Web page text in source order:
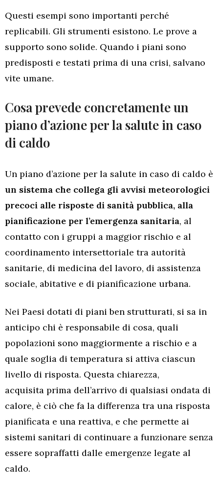
Questi esempi sono importanti perché
replicabili. Gli strumenti esistono. Le prove a
supporto sono solide. Quando i piani sono
predisposti e testati prima di una crisi, salvano
vite umane.
Cosa prevede concretamente un
piano d’azione per la salute in caso
di caldo
Un piano d’azione per la salute in caso di caldo è
un sistema che collega gli avvisi meteorologici
precoci alle risposte di sanità pubblica, alla
pianificazione per l’emergenza sanitaria, al
contatto con i gruppi a maggior rischio e al
coordinamento intersettoriale tra autorità
sanitarie, di medicina del lavoro, di assistenza
sociale, abitative e di pianificazione urbana.
Nei Paesi dotati di piani ben strutturati, si sa in
anticipo chi è responsabile di cosa, quali
popolazioni sono maggiormente a rischio e a
quale soglia di temperatura si attiva ciascun
livello di risposta. Questa chiarezza,
acquisita prima dell’arrivo di qualsiasi ondata di
calore, è ciò che fa la differenza tra una risposta
pianificata e una reattiva, e che permette ai
sistemi sanitari di continuare a funzionare senza
essere sopraffatti dalle emergenze legate al
caldo.